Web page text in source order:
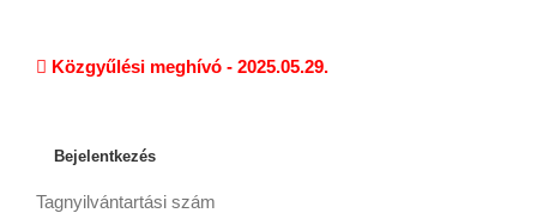
Közgyűlési meghívó - 2025.05.29.
Bejelentkezés
Tagnyilvántartási szám